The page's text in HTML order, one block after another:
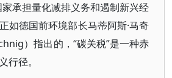
承担量化减排义务和遏制新兴经
如德国前环境部长马蒂阿斯·马奇
）指出的，“碳关税”是一种赤
行径。